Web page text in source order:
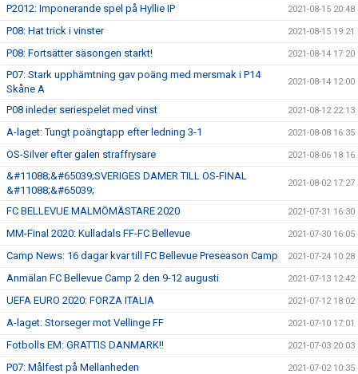
P2012: Imponerande spel på Hyllie IP 2021-08-15 20:48
P08: Hat trick i vinster 2021-08-15 19:21
P08: Fortsätter säsongen starkt! 2021-08-14 17:20
P07: Stark upphämtning gav poäng med mersmak i P14
Skåne A
2021-08-14 12:00
P08 inleder seriespelet med vinst 2021-08-12 22:13
A-laget: Tungt poängtapp efter ledning 3-1 2021-08-08 16:35
OS-Silver efter galen straffrysare 2021-08-06 18:16
&#11088;&#65039;SVERIGES DAMER TILL OS-FINAL
&#11088;&#65039;
2021-08-02 17:27
FC BELLEVUE MALMÖMÄSTARE 2020 2021-07-31 16:30
MM-Final 2020: Kulladals FF-FC Bellevue 2021-07-30 16:05
Camp News: 16 dagar kvar till FC Bellevue Preseason Camp 2021-07-24 10:28
Anmälan FC Bellevue Camp 2 den 9-12 augusti 2021-07-13 12:42
UEFA EURO 2020: FORZA ITALIA 2021-07-12 18:02
A-laget: Storseger mot Vellinge FF 2021-07-10 17:01
Fotbolls EM: GRATTIS DANMARK!! 2021-07-03 20:03
P07: Målfest på Mellanheden 2021-07-02 10:35